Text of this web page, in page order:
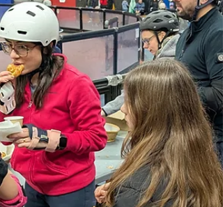
champions du monde de roller derby junior avec
l’Équipe de France junior.